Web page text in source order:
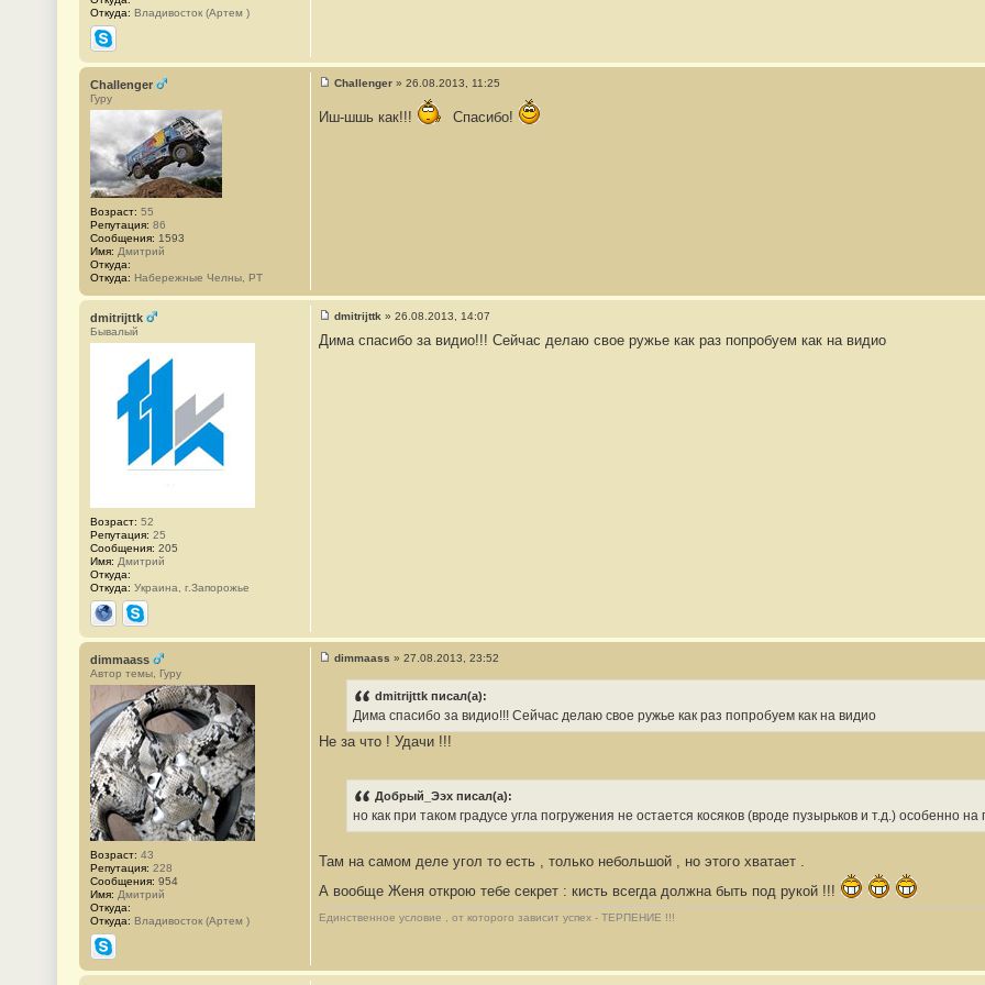
Откуда: Владивосток (Артем )
Skype
Challenger
Гуру
Возраст: 55
Репутация: 86
Сообщения: 1593
Имя: Дмитрий
Откуда:
Откуда: Набережные Челны, РТ
о
Challenger » 26.08.2013, 11:25
Иш-шшь как!!! Спасибо!
dmitrijttk
Бывалый
Возраст: 52
Репутация: 25
Сообщения: 205
Имя: Дмитрий
Откуда:
Откуда: Украина, г.Запорожье
СайтSkype
о
dmitrijttk » 26.08.2013, 14:07
Дима спасибо за видио!!! Сейчас делаю свое ружье как раз попробуем как на видио
dimmaass
Автор темы, Гуру
Возраст: 43
Репутация: 228
Сообщения: 954
Имя: Дмитрий
Откуда:
Откуда: Владивосток (Артем )
Skype
н
dimmaass » 27.08.2013, 23:52
dmitrijttk писал(а):
Дима спасибо за видио!!! Сейчас делаю свое ружье как раз попробуем как на видио
Не за что ! Удачи !!!
Добрый_Ээх писал(а):
но как при таком градусе угла погружения не остается косяков (вроде пузырьков и т.д.) особенно на
Там на самом деле угол то есть , только небольшой , но этого хватает .
А вообще Женя открою тебе секрет : кисть всегда должна быть под рукой !!!
Единственное условие , от которого зависит успех - ТЕРПЕНИЕ !!!